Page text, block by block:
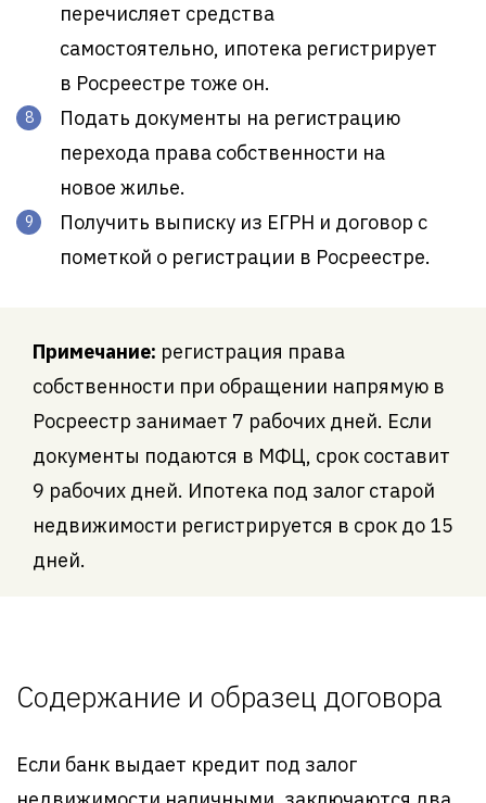
перечисляет средства
самостоятельно, ипотека регистрирует
в Росреестре тоже он.
Подать документы на регистрацию
перехода права собственности на
новое жилье.
Получить выписку из ЕГРН и договор с
пометкой о регистрации в Росреестре.
Примечание: регистрация права
собственности при обращении напрямую в
Росреестр занимает 7 рабочих дней. Если
документы подаются в МФЦ, срок составит
9 рабочих дней. Ипотека под залог старой
недвижимости регистрируется в срок до 15
дней.
Содержание и образец договора
Если банк выдает кредит под залог